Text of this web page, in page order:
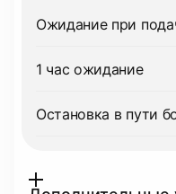
Ожидание при
1 час ожидание
Остановка в пути